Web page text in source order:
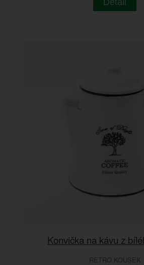
Konvička na kávu z
RETRO KOUSEK